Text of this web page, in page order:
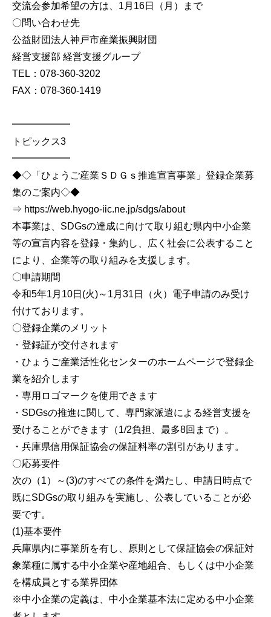
交流会参加希望の方は、1月16日（月）まで
〇問い合わせ先
公益財団法人神戸市産業振興財団
経営支援部 経営支援グループ
TEL：078-360-3202
FAX：078-360-1419
━━━━━━
トピックス3
━━━━━━
◆◇「ひょうご産業ＳＤＧｓ推進宣言事業」登録企業募
集のご案内◇◆
⇒ https://web.hyogo-iic.ne.jp/sdgs/about
本事業は、SDGsの達成に向けて取り組む県内中小企業
等の宣言内容を登録・集約し、広く社会に公表すること
により、企業等の取り組みを支援します。
〇申請期間
令和5年1月10日(火)～1月31日（火）電子申請のみ受け
付けております。
〇登録企業のメリット
・登録証が交付されます
・ひょうご産業活性化センターのホームページで登録企
業を紹介します
・専用ロゴマークを使用できます
・SDGsの推進に関して、専門家派遣による経営支援を
受けることができます（1/2負担、最多8回まで）。
・兵庫県信用保証協会の保証料率の割引があります。
〇応募要件
次の（1）～(3)のすべての条件を満たし、申請日時点で
既にSDGsの取り組みを実施し、公表していることが必
要です。
(1)基本要件
兵庫県内に事業所を有し、原則として保証協会の保証対
象業種に属する中小企業や産地組合、もしくは中小企業
を構成員とする業界団体
※中小企業の定義は、中小企業基本法に定める中小企業